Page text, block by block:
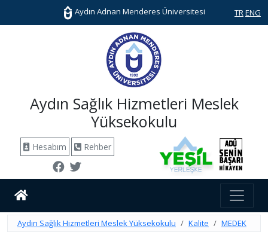
Aydın Adnan Menderes Üniversitesi TR ENG
Aydın Sağlık Hizmetleri Meslek
Yüksekokulu
Hesabım Rehber
Aydın Sağlık Hizmetleri Meslek Yüksekokulu Kalite MEDEK